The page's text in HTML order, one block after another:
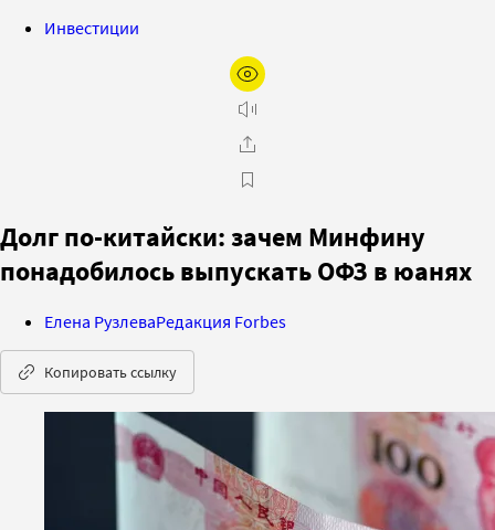
Инвестиции
Долг по-китайски: зачем Минфину
понадобилось выпускать ОФЗ в юанях
Елена РузлеваРедакция Forbes
Копировать ссылку